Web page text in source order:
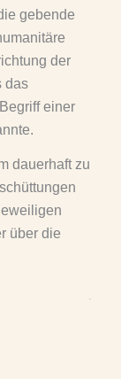
gebende
der
das
einer
dauerhaft zu
über die